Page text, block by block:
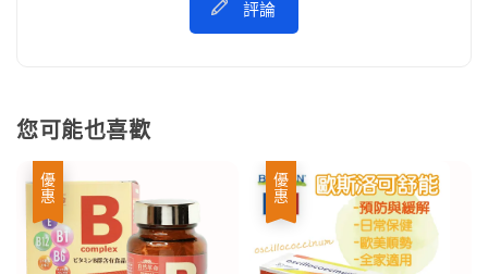
評論
您可能也喜歡
優惠 優惠